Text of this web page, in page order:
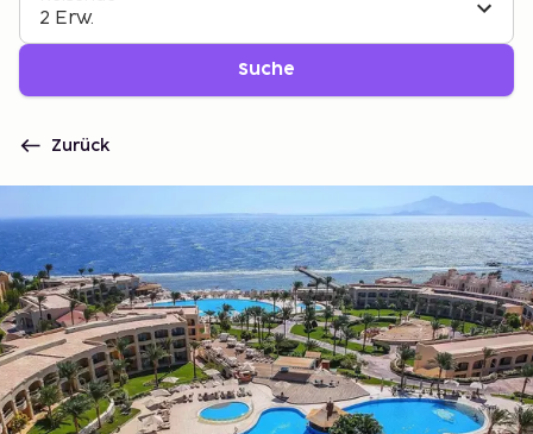
2 Erw.
Suche
Zurück